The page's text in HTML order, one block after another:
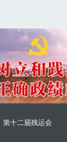
第十二届残运会